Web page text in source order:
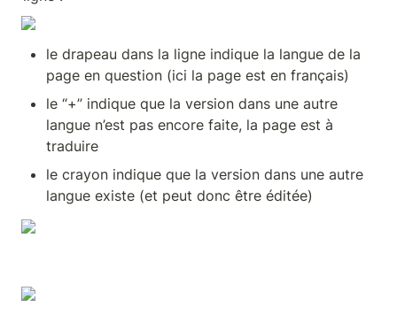
le drapeau dans la ligne indique la langue de la
page en question (ici la page est en français)
le “+” indique que la version dans une autre
langue n’est pas encore faite, la page est à
traduire
le crayon indique que la version dans une autre
langue existe (et peut donc être éditée)